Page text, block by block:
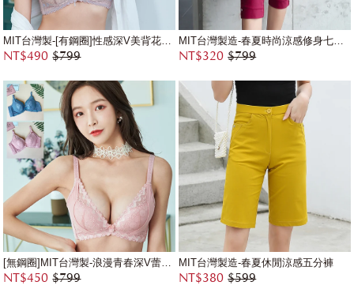
MIT台灣製-[有鋼圈]性感深V美背花樣蕾絲內衣
NT$490 $799
MIT台灣製造-春夏時尚涼感修身七分褲
NT$320 $799
[無鋼圈]MIT台灣製-浪漫青春深V蕾絲內衣
NT$450 $799
MIT台灣製造-春夏休閒涼感五分褲
NT$380 $599